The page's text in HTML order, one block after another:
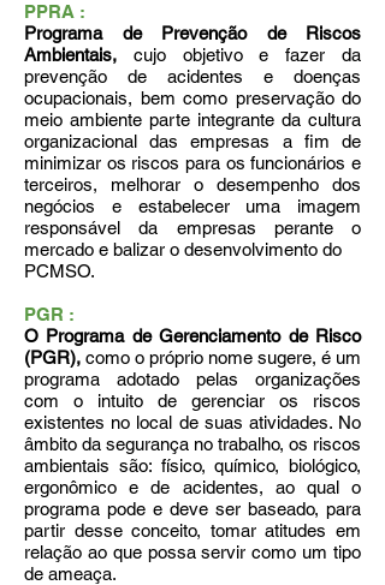
PPRA :
Programa de Prevenção de Riscos
Ambientais, cujo objetivo e fazer da
prevenção de acidentes e doenças
ocupacionais, bem como preservação do
meio ambiente parte integrante da cultura
organizacional das empresas a fim de
minimizar os riscos para os funcionários e
terceiros, melhorar o desempenho dos
negócios e estabelecer uma imagem
responsável da empresas perante o
mercado e balizar o desenvolvimento do
PCMSO.
PGR :
O Programa de Gerenciamento de Risco
(PGR), como o próprio nome sugere, é um
programa adotado pelas organizações
com o intuito de gerenciar os riscos
existentes no local de suas atividades. No
âmbito da segurança no trabalho, os riscos
ambientais são: físico, químico, biológico,
ergonômico e de acidentes, ao qual o
programa pode e deve ser baseado, para
partir desse conceito, tomar atitudes em
relação ao que possa servir como um tipo
de ameaça.